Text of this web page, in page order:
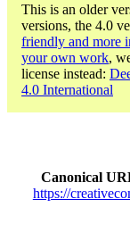
This is an older
versions, the 4.0
friendly and more
your own work,
license instead:
4.0 International
Canonical
https://